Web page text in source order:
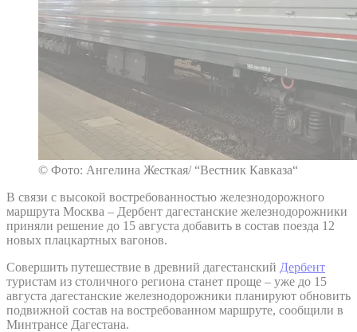
© Фото: Ангелина Жесткая/ “Вестник Кавказа“
В связи с высокой востребованностью железнодорожного
маршрута Москва – Дербент дагестанские железнодорожники
приняли решение до 15 августа добавить в состав поезда 12
новых плацкартных вагонов.
Совершить путешествие в древний дагестанский Дербент
туристам из столичного региона станет проще – уже до 15
августа дагестанские железнодорожники планируют обновить
подвижной состав на востребованном маршруте, сообщили в
Минтрансе Дагестана.